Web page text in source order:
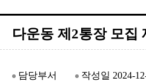
다운동 제2통장 모집
담당부서 작성일 2024-